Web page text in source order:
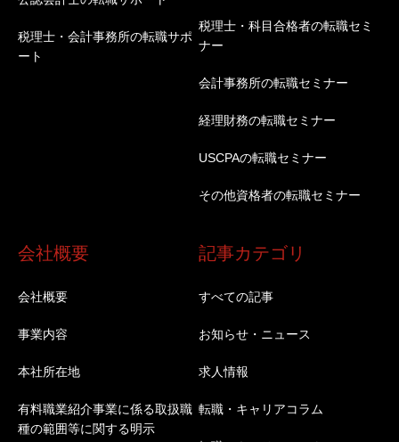
税理士・会計事務所の転職サポ
ート
税理士・科目合格者の転職セミ
ナー
会計事務所の転職セミナー
経理財務の転職セミナー
USCPAの転職セミナー
その他資格者の転職セミナー
会社概要
会社概要
事業内容
本社所在地
有料職業紹介事業に係る取扱職
種の範囲等に関する明示
記事カテゴリ
すべての記事
お知らせ・ニュース
求人情報
転職・キャリアコラム